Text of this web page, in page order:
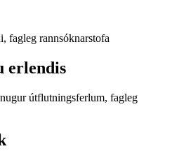
fagleg rannsóknarstofa
erlendis
útflutningsferlum, fagleg